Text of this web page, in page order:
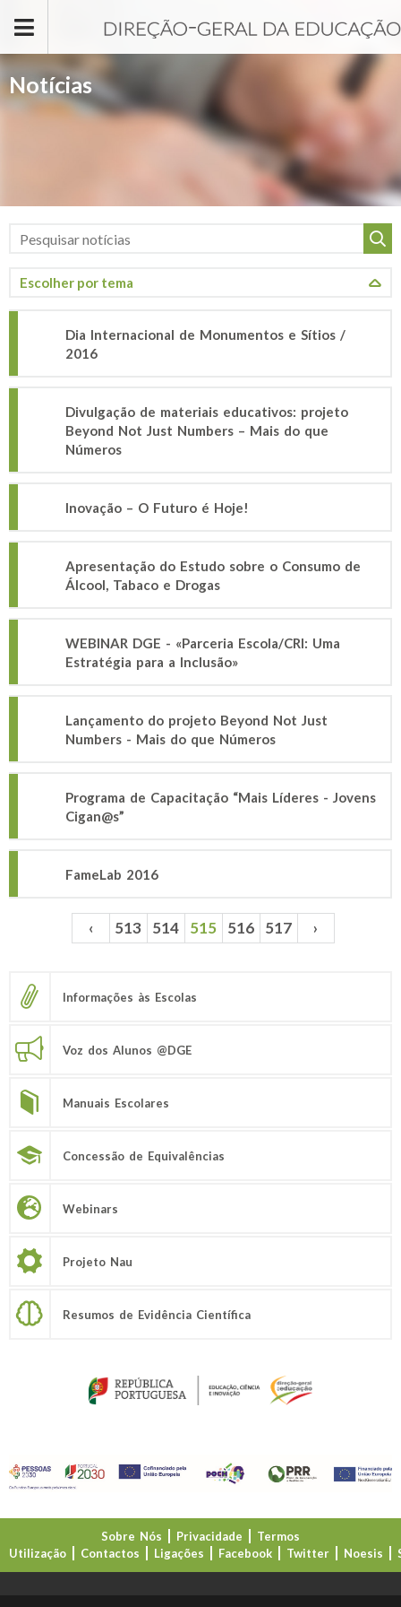
Notícias
Dia Internacional de Monumentos e Sítios /
2016
Divulgação de materiais educativos: projeto
Beyond Not Just Numbers – Mais do que
Números
Inovação – O Futuro é Hoje!
Apresentação do Estudo sobre o Consumo de
Álcool, Tabaco e Drogas
WEBINAR DGE - «Parceria Escola/CRI: Uma
Estratégia para a Inclusão»
Lançamento do projeto Beyond Not Just
Numbers - Mais do que Números
Programa de Capacitação “Mais Líderes - Jovens
Cigan@s”
FameLab 2016
Páginas ‹ 513 514 515 516 517 ›
Informações às Escolas
Voz dos Alunos @DGE
Manuais Escolares
Concessão de Equivalências
Webinars
Projeto Nau
Resumos de Evidência Científica
Sobre Nós Privacidade
Termos
Utilização
Contactos Ligações Facebook Twitter Noesis